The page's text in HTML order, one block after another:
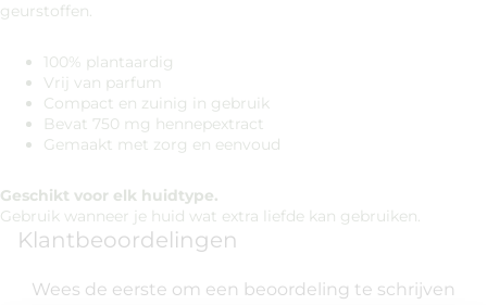
geurstoffen.
100% plantaardig
Vrij van parfum
Compact en zuinig in gebruik
Bevat 750 mg hennepextract
Gemaakt met zorg en eenvoud
Geschikt voor elk huidtype.
Gebruik wanneer je huid wat extra liefde kan gebruiken.
Klantbeoordelingen
Wees de eerste om een beoordeling te schrijven